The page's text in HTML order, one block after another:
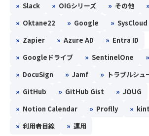
» Slack » OIGシリーズ » その他 »
» Oktane22 » Google » SysCloud
» Zapier » Azure AD » Entra ID
» Googleドライブ » SentinelOne »
» DocuSign » Jamf » トラブルシュ
» GitHub » GitHub Gist » JOUG
» Notion Calendar » Proflly »
» 利用者目線 » 運用